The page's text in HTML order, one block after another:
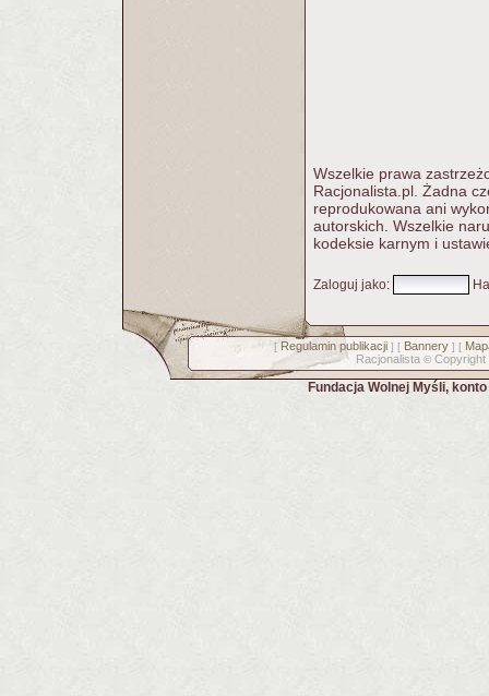
Wszelkie prawa
Racjonalista.pl. Żadna
reprodukowana ani
autorskich. Wszelkie
kodeksie karnym i
Zaloguj jako:
[ Regulamin publikacji] [ Bannery] [
Racjonalista © Copyright
Fundacja Wolnej Myśli,